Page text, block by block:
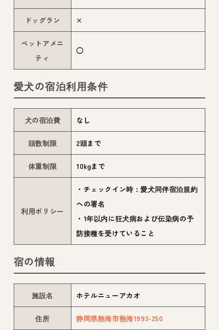
ドッグラン ×
ペットアメニ
ティ
◯
愛犬の宿泊利用条件
犬の宿泊費 なし
頭数制限 2頭まで
体重制限 10kgまで
利用ポリシー
・チェックイン時：愛犬同伴宿泊規約
への署名
・1年以内に狂犬病および伝染病の予
防接種を受けていること
宿の情報
施設名 ホテルニューアカオ
住所 静岡県熱海市熱海1993-250